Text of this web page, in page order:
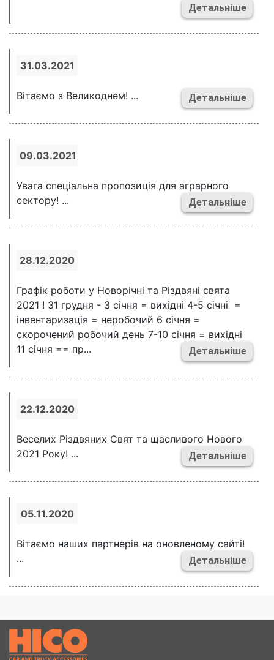
Детальніше
31.03.2021
Вітаємо з Великоднем! ... Детальніше
09.03.2021
Увага спеціальна пропозиція для аграрного
сектору! ...
Детальніше
28.12.2020
Графік роботи у Новорічні та Різдвяні свята
2021 ! 31 грудня - 3 січня = вихідні 4-5 січні =
інвентаризація = неробочий 6 січня =
скорочений робочий день 7-10 січня = вихідні
11 січня == пр...
Детальніше
22.12.2020
Веселих Різдвяних Свят та щасливого Нового
2021 Року! ...
Детальніше
05.11.2020
Вітаємо наших партнерів на оновленому сайті!
...
Детальніше